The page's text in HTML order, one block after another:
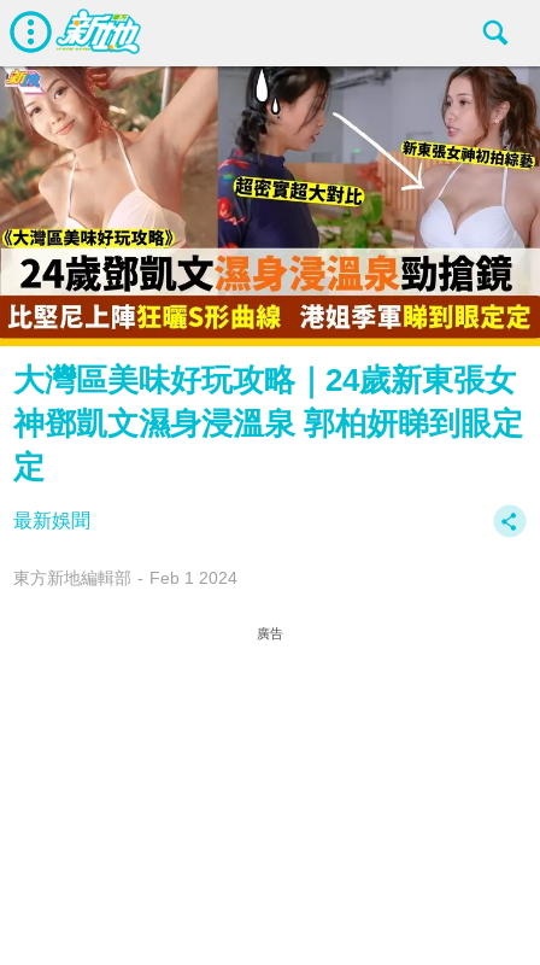
大灣區美味好玩攻略｜24歲新東張女
神鄧凱文濕身浸溫泉 郭柏妍睇到眼定
定
最新娛聞
東方新地編輯部 Feb 1 2024
廣告